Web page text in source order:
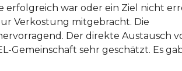
erfolgreich war oder ein Ziel nicht
Verkostung mitgebracht. Die
Der direkte Austausch
Gemeinschaft sehr geschätzt. Es